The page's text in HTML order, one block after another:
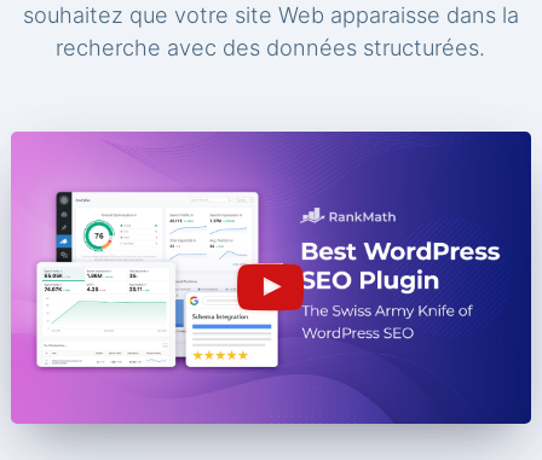
souhaitez que votre site Web apparaisse dans la
recherche avec des données structurées.